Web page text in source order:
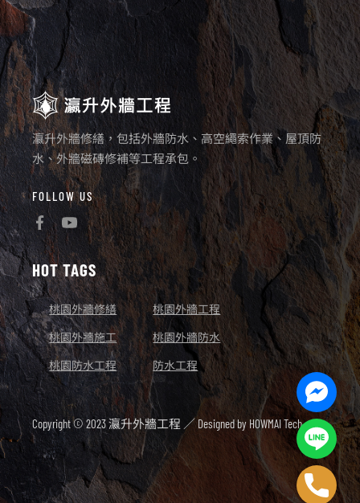
瀛升外牆修繕，包括外牆防水、高空繩索作業、屋頂防
水、外牆磁磚修補等工程承包。
FOLLOW US
HOT TAGS
桃園外牆修繕 桃園外牆工程
桃園外牆施工 桃園外牆防水
桃園防水工程 防水工程
Copyright © 2023 瀛升外牆工程 ／ Designed by HOWMAI Tech.
Line
Phone